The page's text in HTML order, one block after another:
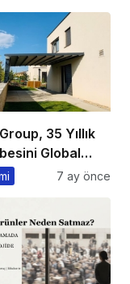
35 Yıllık
Global
Dönüştürüyor
7 ay önce